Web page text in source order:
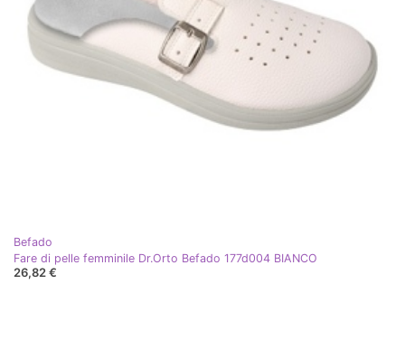
Befado
Fare di pelle femminile Dr.Orto Befado 177d004 BIANCO
26,82 €